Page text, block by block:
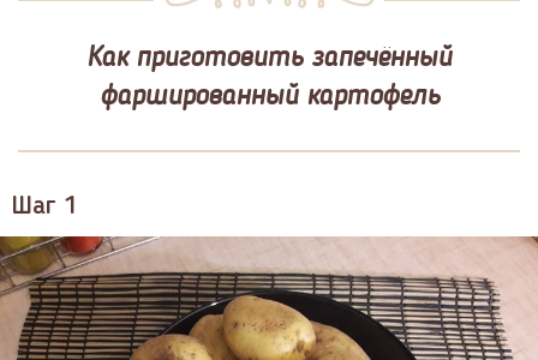
Как приготовить запечённый
фаршированный картофель
Шаг 1